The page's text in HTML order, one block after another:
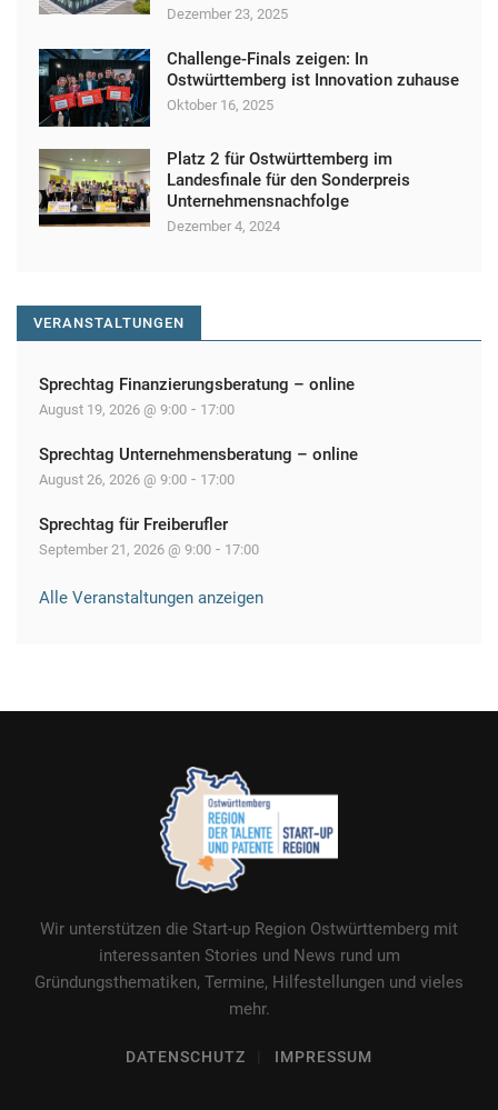
Dezember 23, 2025
Challenge-Finals zeigen: In
Ostwürttemberg ist Innovation zuhause
Oktober 16, 2025
Platz 2 für Ostwürttemberg im
Landesfinale für den Sonderpreis
Unternehmensnachfolge
Dezember 4, 2024
VERANSTALTUNGEN
Sprechtag Finanzierungsberatung – online
August 19, 2026 @ 9:00 - 17:00
Sprechtag Unternehmensberatung – online
August 26, 2026 @ 9:00 - 17:00
Sprechtag für Freiberufler
September 21, 2026 @ 9:00 - 17:00
Alle Veranstaltungen anzeigen
Wir unterstützen die Start-up Region Ostwürttemberg mit
interessanten Stories und News rund um
Gründungsthematiken, Termine, Hilfestellungen und vieles
mehr.
DATENSCHUTZ IMPRESSUM